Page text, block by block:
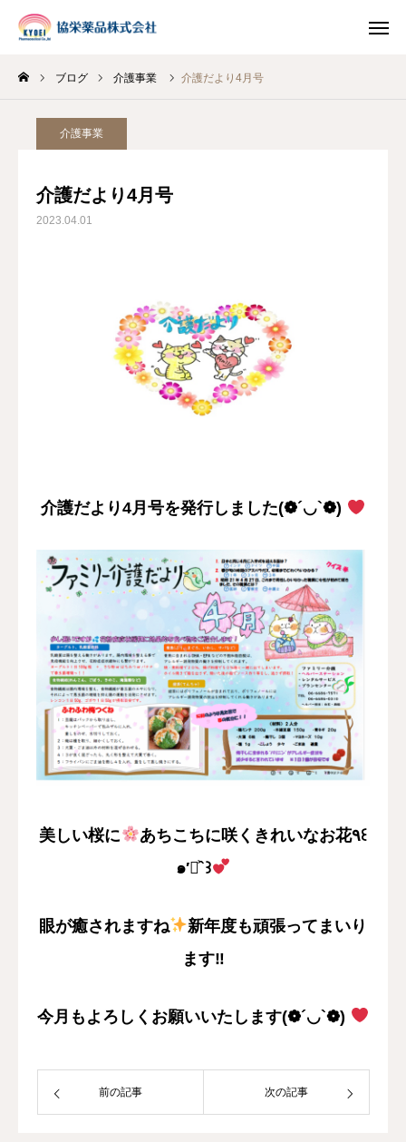
ブログ 介護事業 介護だより4月号
介護事業
介護だより4月号
2023.04.01
介護だより4月号を発行しました(❁´◡`❁)
美しい桜に
あちこちに咲くきれいなお花٩꒰
๑′◡͐`꒱
眼が癒されますね
新年度も頑張ってまいり
ます‼
今月もよろしくお願いいたします(❁´◡`❁)
前の記事 次の記事
INSTAGRAM
HOME